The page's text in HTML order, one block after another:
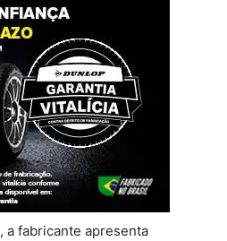
, a fabricante apresenta